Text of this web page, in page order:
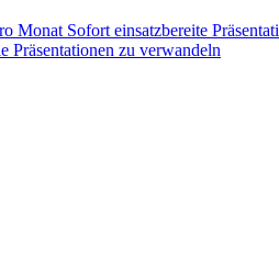
Monat Sofort einsatzbereite
Präsentationen zu verwandeln